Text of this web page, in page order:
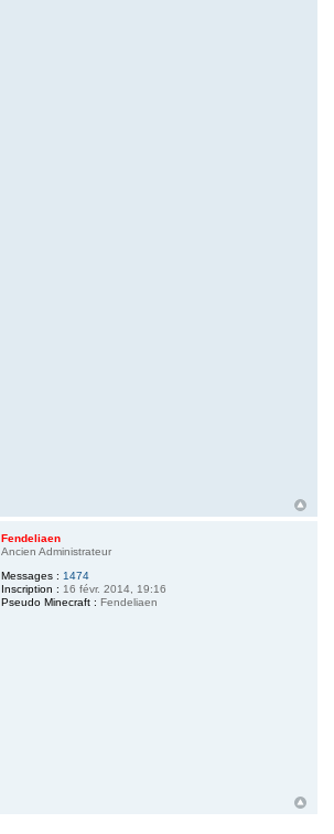
Fendeliaen
Ancien Administrateur
Messages : 1474
Inscription : 16 févr. 2014, 19:16
Pseudo Minecraft : Fendeliaen